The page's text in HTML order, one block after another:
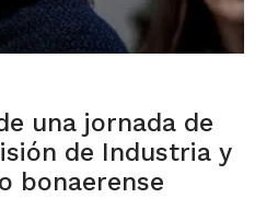
una jornada de
de Industria y
bonaerense